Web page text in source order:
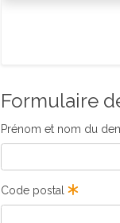
Formulaire
Prénom et nom du
Code postal